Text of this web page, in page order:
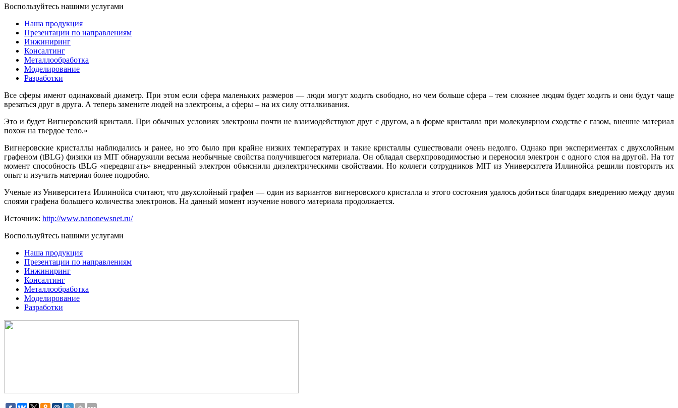
Воспользуйтесь нашими услугами
Наша продукция
Презентации по направлениям
Инжиниринг
Консалтинг
Металлообработка
Моделирование
Разработки
Все сферы имеют одинаковый диаметр. При этом если сфера маленьких размеров — люди могут ходить свободно, но чем больше сфера – тем сложнее людям будет ходить и они будут чаще
врезаться друг в друга. А теперь замените людей на электроны, а сферы – на их силу отталкивания.
Это и будет Вигнеровский кристалл. При обычных условиях электроны почти не взаимодействуют друг с другом, а в форме кристалла при молекулярном сходстве с газом, внешне материал
похож на твердое тело.»
Вигнеровские кристаллы наблюдались и ранее, но это было при крайне низких температурах и такие кристаллы существовали очень недолго. Однако при экспериментах с двухслойным
графеном (tBLG) физики из MIT обнаружили весьма необычные свойства получившегося материала. Он обладал сверхпроводимостью и переносил электрон с одного слоя на другой. На тот
момент способность tBLG «передвигать» внедренный электрон объяснили диэлектрическими свойствами. Но коллеги сотрудников MIT из Университета Иллинойса решили повторить их
опыт и изучить материал более подробно.
Ученые из Университета Иллинойса считают, что двухслойный графен — один из вариантов вигнеровского кристалла и этого состояния удалось добиться благодаря внедрению между двумя
слоями графена большего количества электронов. На данный момент изучение нового материала продолжается.
Источник: http://www.nanonewsnet.ru/
Воспользуйтесь нашими услугами
Наша продукция
Презентации по направлениям
Инжиниринг
Консалтинг
Металлообработка
Моделирование
Разработки